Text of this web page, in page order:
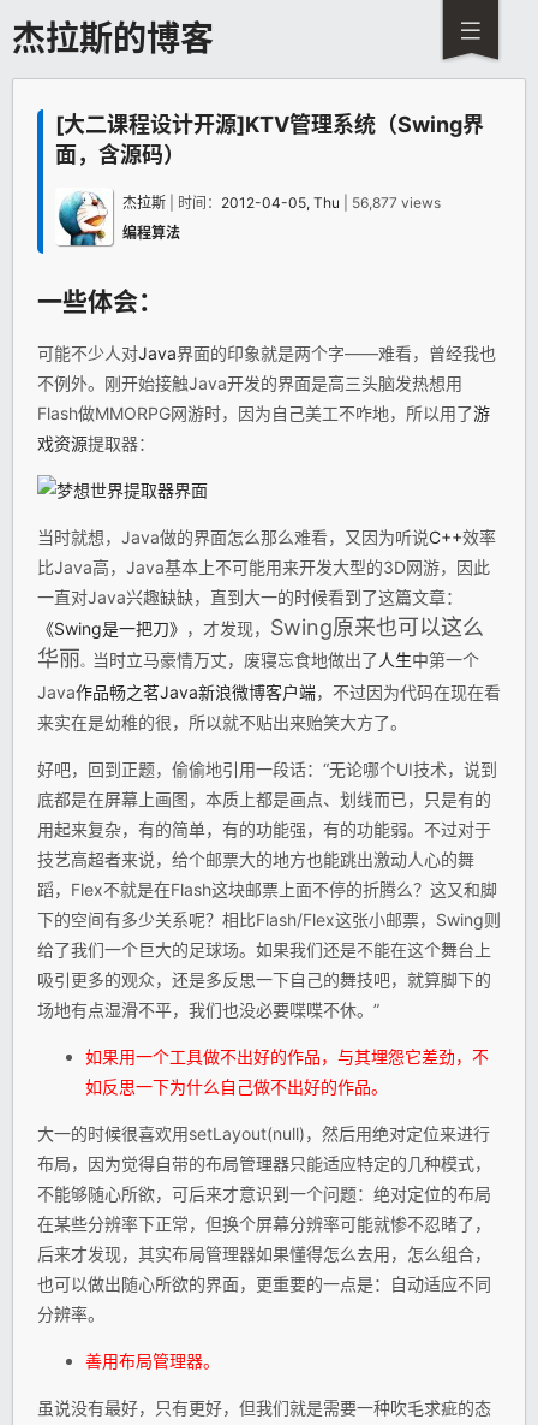
杰拉斯的博客
[大二课程设计开源]KTV管理系统（Swing界
面，含源码）
杰拉斯 | 时间： 2012-04-05, Thu | 56,877 views
编程算法
一些体会：
可能不少人对Java界面的印象就是两个字——难看，曾经我也
不例外。刚开始接触Java开发的界面是高三头脑发热想用
Flash做MMORPG网游时，因为自己美工不咋地，所以用了游
戏资源提取器：
当时就想，Java做的界面怎么那么难看，又因为听说C++效率
比Java高，Java基本上不可能用来开发大型的3D网游，因此
一直对Java兴趣缺缺，直到大一的时候看到了这篇文章：
《Swing是一把刀》 ，才发现， Swing原来也可以这么
华丽。 当时立马豪情万丈，废寝忘食地做出了人生中第一个
Java作品畅之茗Java新浪微博客户端，不过因为代码在现在看
来实在是幼稚的很，所以就不贴出来贻笑大方了。
好吧，回到正题，偷偷地引用一段话：“无论哪个UI技术，说到
底都是在屏幕上画图，本质上都是画点、划线而已，只是有的
用起来复杂，有的简单，有的功能强，有的功能弱。不过对于
技艺高超者来说，给个邮票大的地方也能跳出激动人心的舞
蹈，Flex不就是在Flash这块邮票上面不停的折腾么？这又和脚
下的空间有多少关系呢？相比Flash/Flex这张小邮票，Swing则
给了我们一个巨大的足球场。如果我们还是不能在这个舞台上
吸引更多的观众，还是多反思一下自己的舞技吧，就算脚下的
场地有点湿滑不平，我们也没必要喋喋不休。”
如果用一个工具做不出好的作品，与其埋怨它差劲，不
如反思一下为什么自己做不出好的作品。
大一的时候很喜欢用setLayout(null)，然后用绝对定位来进行
布局，因为觉得自带的布局管理器只能适应特定的几种模式，
不能够随心所欲，可后来才意识到一个问题：绝对定位的布局
在某些分辨率下正常，但换个屏幕分辨率可能就惨不忍睹了，
后来才发现，其实布局管理器如果懂得怎么去用，怎么组合，
也可以做出随心所欲的界面，更重要的一点是：自动适应不同
分辨率。
善用布局管理器。
虽说没有最好，只有更好，但我们就是需要一种吹毛求疵的态